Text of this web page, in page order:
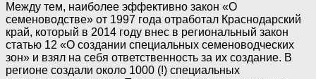
Между тем, наиболее эффективно закон «О
семеноводстве» от 1997 года отработал Краснодарский
край, который в 2014 году внес в региональный закон
статью 12 «О создании специальных семеноводческих
зон» и взял на себя ответственность за их создание. В
регионе создали около 1000 (!) специальных